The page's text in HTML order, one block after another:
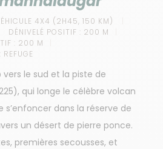
4X4 (2H45, 150 KM)
DÉNIVELÉ POSITIF : 200 M
: 200 M
REFUGE
le sud et la piste de
qui longe le célèbre volcan
s’enfoncer dans la réserve de
un désert de pierre ponce.
premières secousses, et